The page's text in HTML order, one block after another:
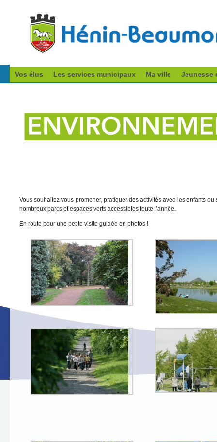
Vos élus Les services municipaux Ma ville Jeunesse
Vous souhaitez vous promener, pratiquer des activités avec les enfants
nombreux parcs et espaces verts accessibles toute l’année.
En route pour une petite visite guidée en photos !